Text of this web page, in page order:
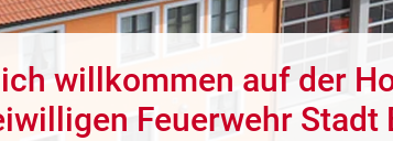
willkommen auf der
Feuerwehr Stadt